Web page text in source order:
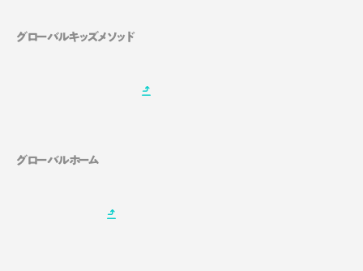
グローバルキッズメソッド
グローバルホーム